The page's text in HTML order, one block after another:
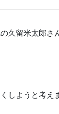
久留米太郎さ
しようと考え